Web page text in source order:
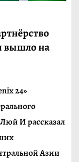
вышло на
24»
И рассказал
Азии